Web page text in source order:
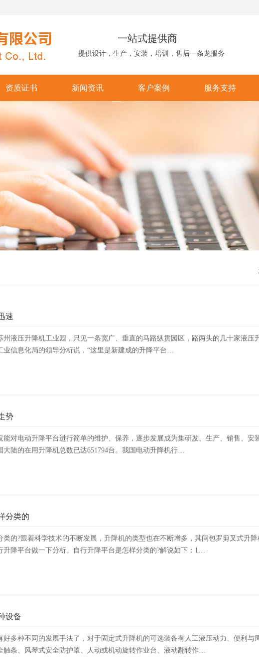
一站式提供商
提供设计，生产，安装，培训，售后一条龙服务
资质证书 新闻资讯 客户案例 服务支持
速
州液压升降机工业园，只见一条宽广、垂直的马路纵贯园区，路两头的几十家液压
业信息化局的领导分析说，“这里是新建成的升降平台…
势
能对电动升降平台进行简单的维护、保养，逐步发展成为集研发、生产、销售、安
大陆的在用升降机总数已达651794台。我国电动升降机行…
分类的
类的?跟着科学技术的不断发展，升降机的类型也在不断增多，其间包罗剪叉式升
升降平台做一下分析。自行升降平台是怎样分类的?解说如下：1…
设备
好多种不同的发展手法了，对于固定式升降机的可选装备有人工液压动力、便利与
触条、风琴式安全防护罩、人动或机动旋转作业台、液动翻转作…